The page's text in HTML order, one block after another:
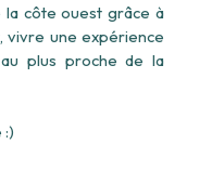
côte ouest grâce à
vivre une expérience
plus proche de la
:)